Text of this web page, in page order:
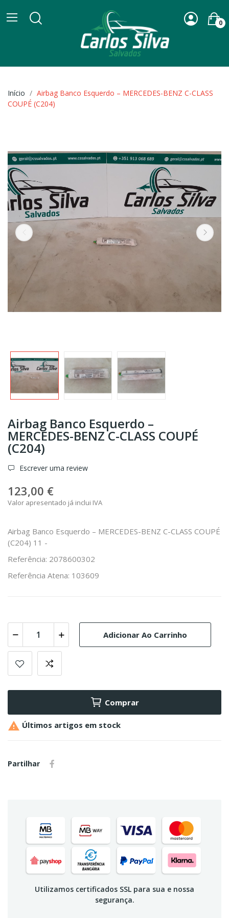
0
Início
Airbag Banco Esquerdo – MERCEDES-BENZ C-CLASS
COUPÉ (C204)
Airbag Banco Esquerdo –
MERCEDES-BENZ C-CLASS COUPÉ
(C204)
Escrever uma review
123,00 €
Valor apresentado já inclui IVA
Airbag Banco Esquerdo – MERCEDES-BENZ C-CLASS COUPÉ
(C204) 11 -
Referência: 2078600302
Referência Atena: 103609
Adicionar Ao Carrinho
Comprar
 Últimos artigos em stock
Partilhar
Utilizamos certificados SSL para sua e nossa
segurança.